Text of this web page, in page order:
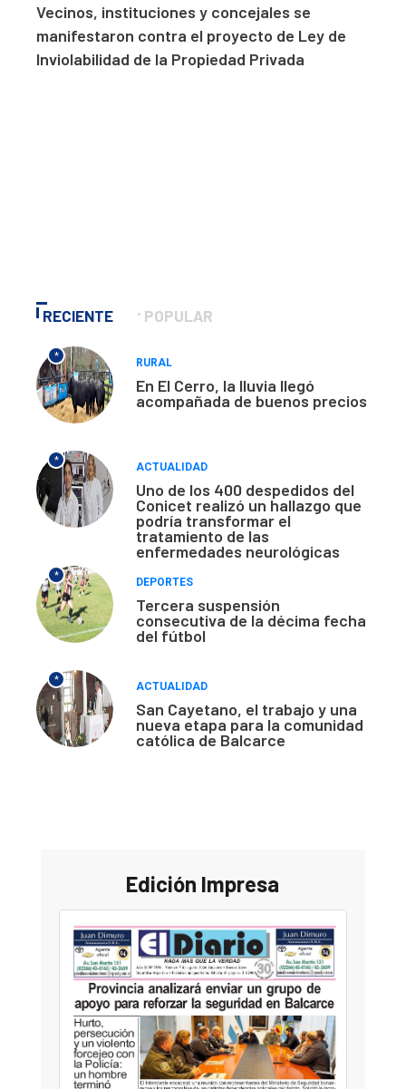
Vecinos, instituciones y concejales se
manifestaron contra el proyecto de Ley de
Inviolabilidad de la Propiedad Privada
RECIENTE POPULAR
*
RURAL
En El Cerro, la lluvia llegó
acompañada de buenos precios
*
ACTUALIDAD
Uno de los 400 despedidos del
Conicet realizó un hallazgo que
podría transformar el
tratamiento de las
enfermedades neurológicas
*
DEPORTES
Tercera suspensión
consecutiva de la décima fecha
del fútbol
*
ACTUALIDAD
San Cayetano, el trabajo y una
nueva etapa para la comunidad
católica de Balcarce
Edición Impresa